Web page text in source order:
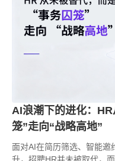
AI浪潮下的进化：
笼”走向“战略高地”
面对AI在简历筛选、智能邀